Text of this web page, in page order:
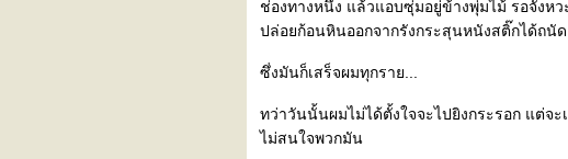
ช่องทางหนึ่ง แล้วแอบซุ่มอยู่ข้างพุ่มไม้ รอจังห
ปล่อยก้อนหินออกจากรังกระสุนหนังสติ๊กได้ถนัด
ซึ่งมันก็เสร็จผมทุกราย...
ทว่าวันนั้นผมไม่ได้ตั้งใจจะไปยิงกระรอก แต่จ
ไม่สนใจพวกมัน